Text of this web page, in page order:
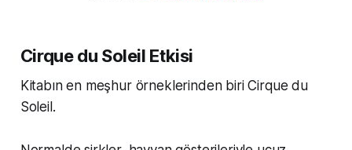
Cirque du Soleil Etkisi
Kitabın en meşhur örneklerinden biri Cirque du
Soleil.